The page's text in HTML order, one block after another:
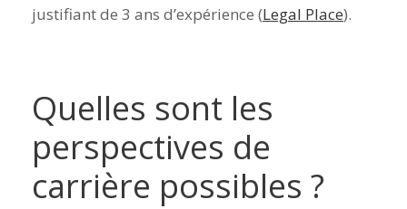
justifiant de 3 ans d’expérience (Legal Place).
Quelles sont les
perspectives de
carrière possibles ?